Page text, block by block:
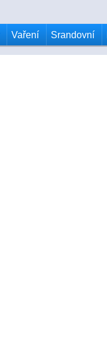
Vaření Srandovní